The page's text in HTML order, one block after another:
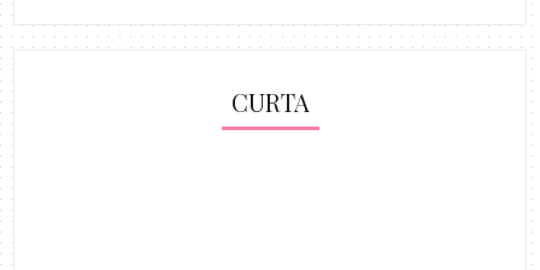
CURTA